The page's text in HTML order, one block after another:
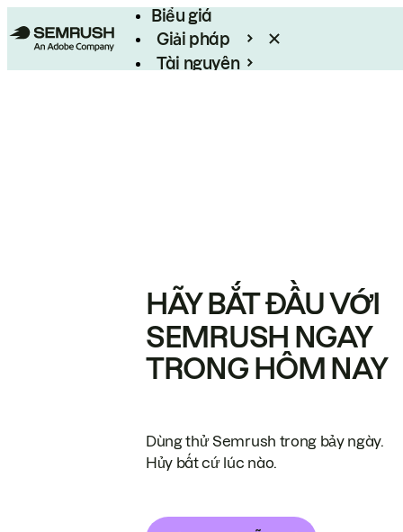
Biểu giá
Giải pháp
Tài nguyên
HÃY BẮT ĐẦU VỚI
SEMRUSH NGAY
TRONG HÔM NAY
Dùng thử Semrush trong bảy ngày.
Hủy bất cứ lúc nào.